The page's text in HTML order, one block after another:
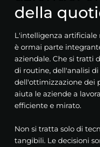
della
L'intelligenza artificiale
è ormai parte
aziendale. Che si tratti
di routine, dell'analisi
dell'ottimizzazione dei
aiuta le aziende a
efficiente e mirato.
Non si tratta solo di
tangibili. Le decisioni